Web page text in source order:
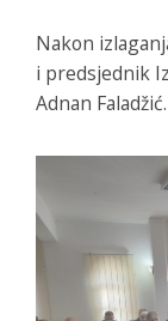
Nakon
i predsjednik
Adnan Faladžić.